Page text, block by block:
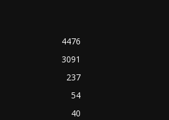
4476
3091
237
54
40